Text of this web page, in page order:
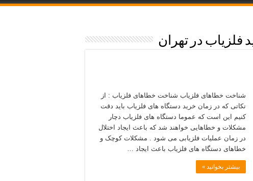
در تهران
شناخت خطاهای فلزیاب شناخت خطاهای فلزیاب : از
نکاتی که در زمان خرید دستگاه های فلزیاب باید دقت
کنیم این است که عموما دستگاه های فلزیاب دچار
مشکلات و خطاهایی خواهند شد که باعث ایجاد اختلال
در زمان عملیات فلزیابی می شود . مشکلات کوچک و
خطاهای دستگاه های فلزیاب باعث ایجاد …
بیشتر بخوانید »